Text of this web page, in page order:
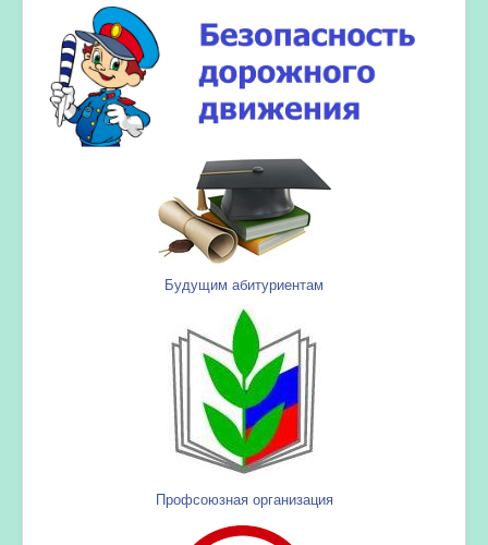
Будущим абитуриентам
Профсоюзная организация